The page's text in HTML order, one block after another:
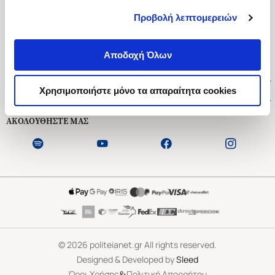
Προβολή λεπτομερειών
Αποδοχή Όλων
Χρησιμοποιήστε μόνο τα απαραίτητα cookies
Ασκληπιού 1-3, Αθήνα 106 79
Δευτέρα - Παρασκευή 09:00-21:00
Εξυπηρέτηση Πελατών
ΑΚΟΛΟΥΘΗΣΤΕ ΜΑΣ
©2026 politeianet.gr All rights reserved.
Designed & Developed bySleed